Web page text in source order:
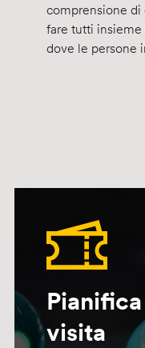
comprensione di
fare tutti insieme
dove le persone
Pianifica
visita